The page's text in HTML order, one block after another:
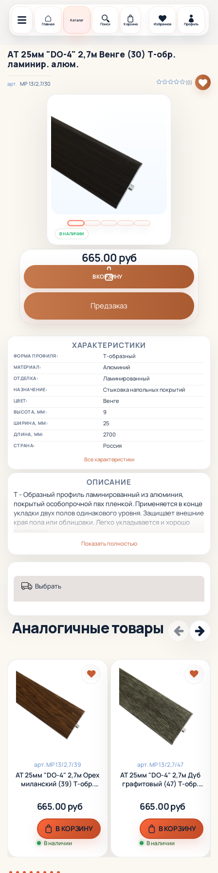
Главная
Каталог
Поиск
Корзина Избранное Профиль
АТ 25мм "DO-4" 2,7м Венге (30) Т-обр.
ламинир. алюм.
(0)
арт. МР 13/2,7/30
В НАЛИЧИИ
ХАРАКТЕРИСТИКИ
ФОРМА ПРОФИЛЯ: Т-образный
МАТЕРИАЛ: Алюминий
ОТДЕЛКА: Ламинированный
НАЗНАЧЕНИЕ: Стыковка напольных покрытий
ЦВЕТ: Венге
ВЫСОТА, ММ: 9
ШИРИНА, ММ: 25
ДЛИНА, ММ: 2700
СТРАНА:
Россия
Все характеристики
ОПИСАНИЕ
Т - Образный профиль ламинированный из алюминия,
покрытый особопрочной пвх пленкой. Применяется в конце
укладки двух полов одинакового уровня. Защищает внешние
края пола или облицовки. Легко укладывается и хорошо
смотрится.
Показать полностью
665.00 руб
В КОРЗИНУ
Предзаказ
Выбрать
Аналогичные товары
арт.МР 13/2,7/39
АТ 25мм "DO-4" 2,7м Орех
миланский (39) Т-обр.
665.00 руб
В наличии
В КОРЗИНУ
арт.МР 13/2,7/47
АТ 25мм "DO-4" 2,7м Дуб
графитовый (47) Т-обр.
665.00 руб
В наличии
В КОРЗИНУ